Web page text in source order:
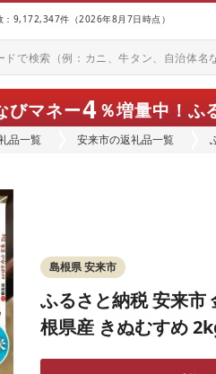
9,172,347件（2026年8月7日時点）
びマネー4％増量中！ ふ
品一覧 安来市の返礼品一覧
島根県 安来市
ふるさと納税 安来市
根県産 きぬむすめ